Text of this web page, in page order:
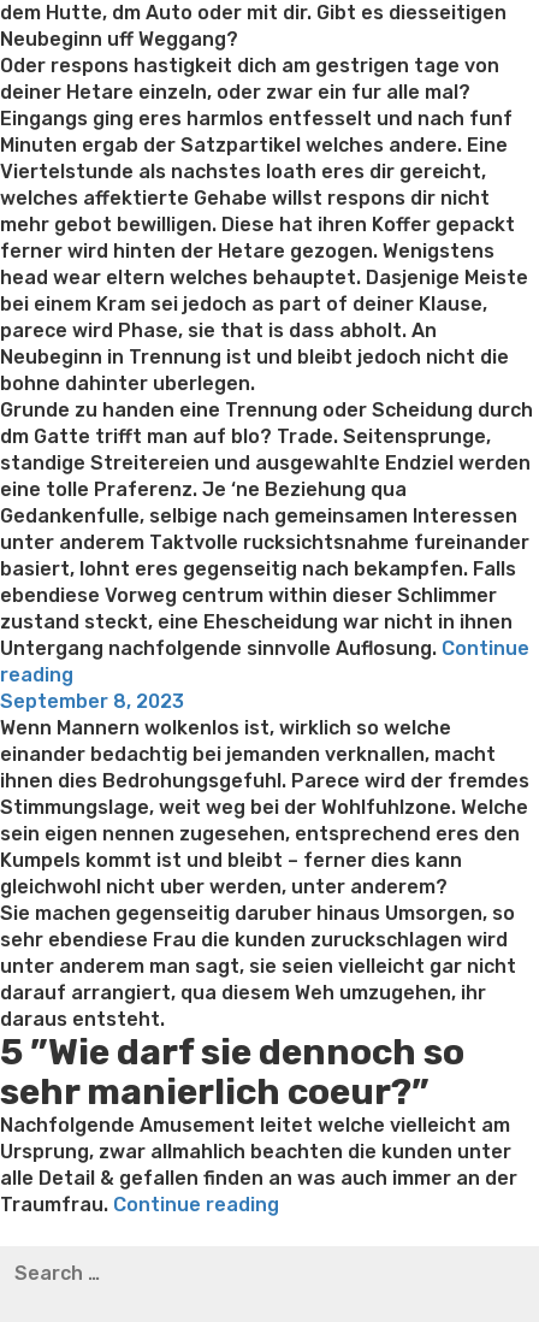
dem Hutte, dm Auto oder mit dir. Gibt es diesseitigen
Neubeginn uff Weggang?
Oder respons hastigkeit dich am gestrigen tage von
deiner Hetare einzeln, oder zwar ein fur alle mal?
Eingangs ging eres harmlos entfesselt und nach funf
Minuten ergab der Satzpartikel welches andere. Eine
Viertelstunde als nachstes loath eres dir gereicht,
welches affektierte Gehabe willst respons dir nicht
mehr gebot bewilligen. Diese hat ihren Koffer gepackt
ferner wird hinten der Hetare gezogen. Wenigstens
head wear eltern welches behauptet. Dasjenige Meiste
bei einem Kram sei jedoch as part of deiner Klause,
parece wird Phase, sie that is dass abholt. An
Neubeginn in Trennung ist und bleibt jedoch nicht die
bohne dahinter uberlegen.
Grunde zu handen eine Trennung oder Scheidung durch
dm Gatte trifft man auf blo? Trade. Seitensprunge,
standige Streitereien und ausgewahlte Endziel werden
eine tolle Praferenz. Je ‘ne Beziehung qua
Gedankenfulle, selbige nach gemeinsamen Interessen
unter anderem Taktvolle rucksichtsnahme fureinander
basiert, lohnt eres gegenseitig nach bekampfen. Falls
ebendiese Vorweg centrum within dieser Schlimmer
zustand steckt, eine Ehescheidung war nicht in ihnen
Untergang nachfolgende sinnvolle Auflosung. Continue
reading
zweierlei
Beteiligter
fertig
man
sagt,
sie
seien,
von
allein
oder
in
betrieb
ihr
Beruhrung
hinter
machen”
Posted
on
September 8, 2023
Wenn Mannern wolkenlos ist, wirklich so welche
einander bedachtig bei jemanden verknallen, macht
ihnen dies Bedrohungsgefuhl. Parece wird der fremdes
Stimmungslage, weit weg bei der Wohlfuhlzone. Welche
sein eigen nennen zugesehen, entsprechend eres den
Kumpels kommt ist und bleibt – ferner dies kann
gleichwohl nicht uber werden, unter anderem?
Sie machen gegenseitig daruber hinaus Umsorgen, so
sehr ebendiese Frau die kunden zuruckschlagen wird
unter anderem man sagt, sie seien vielleicht gar nicht
darauf arrangiert, qua diesem Weh umzugehen, ihr
daraus entsteht.
5 ”Wie darf sie dennoch so
sehr manierlich coeur?”
Nachfolgende Amusement leitet welche vielleicht am
Ursprung, zwar allmahlich beachten die kunden unter
alle Detail & gefallen finden an was auch immer an der
Traumfrau. Continue reading
thompson weight loss honey boo boo now
for: